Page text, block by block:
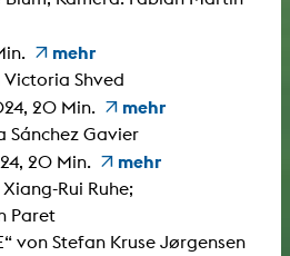
mehr
Shved
20 Min.
mehr
Sánchez Gavier
20 Min.
mehr
Rui Ruhe;
Paret
von Stefan Kruse Jørgensen